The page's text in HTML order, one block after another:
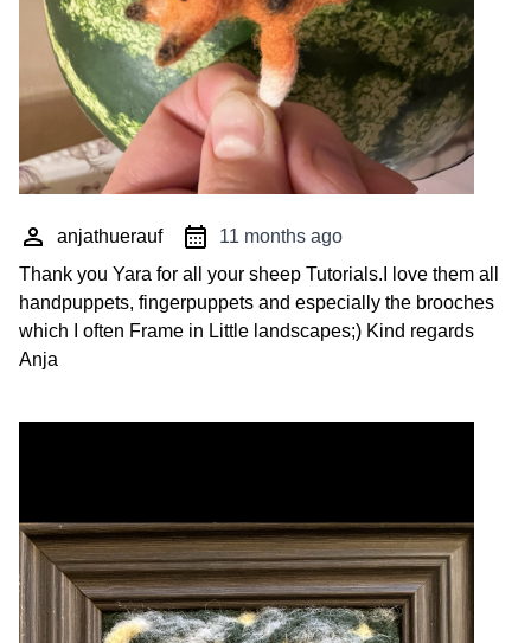
anjathuerauf
11 months ago
Thank you Yara for all your sheep Tutorials.I love them all
handpuppets, fingerpuppets and especially the brooches
which I often Frame in Little landscapes;) Kind regards
Anja